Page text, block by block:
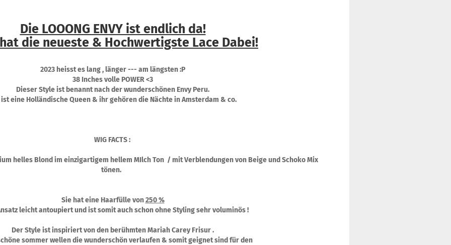
Die LOOONG ENVY ist endlich da!
die neueste & Hochwertigste Lace Dabei!
2023 heisst es lang , länger --- am längsten :P
38 Inches volle POWER <3
Dieser Style ist benannt nach der wunderschönen Envy Peru.
ist eine Holländische Queen & ihr gehören die Nächte in Amsterdam & co.
WIG FACTS :
helles Blond im einzigartigem hellem MIlch Ton / mit Verblendungen von Beige und Schoko Mix
tönen.
Sie hat eine Haarfülle von250 %
leicht antoupiert und ist somit auch schon ohne Styling sehr voluminös !
Der Style ist inspiriert von den berühmten Mariah Carey Frisur .
sommer wellen die wunderschön verlaufen & somit geignet sind für den